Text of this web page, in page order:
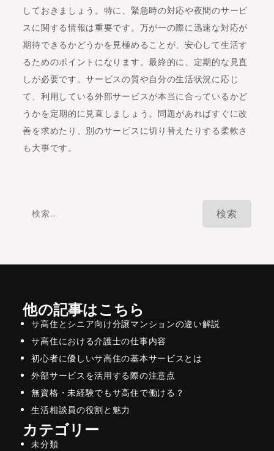
しておきましょう。特に、緊急時の対応や夜間のサービ
スに関する情報は重要です。万が一の際に迅速な対応が
期待できるかどうかを見極めることが、安心して生活す
るためのポイントになります。最終的に、定期的な見直
しが必要です。サービスの質や自分の生活状況に応じ
て、利用している外部サービスが本当に合っているかど
うかを定期的に見直しましょう。問題があればすぐに改
善を求めたり、別のサービスに切り替えたりする柔軟さ
も大事です。
他の記事はこちら
サ高住とシニア向け分譲マンションの違い解説
サ高住における介護士の仕事内容
初心者に優しいサ高住の基本サービスとは
外部サービスを活用する際の注意点
無資格・未経験でもサ高住で働ける？
生活相談員の役割と魅力
カテゴリー
未分類